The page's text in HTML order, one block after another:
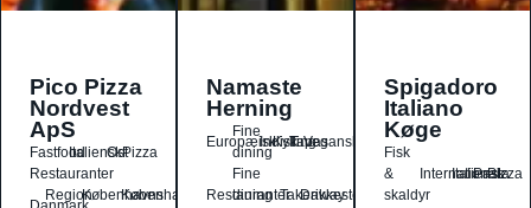
Pico Pizza
Nordvest
ApS
FastfoodItaliensk
OstPizza
Restauranter
RegionKøbenhavns
København
Namaste
Herning
Europæisk
Fine
dining
Indisk
Kylling
Tapas
Vegansk
Restauranter
Fine
dining Takeaway
Drikkesteder
Spigadoro
Italiano
Køge
Fisk
&
skaldyr
International
Italiensk
Pasta
Pizza